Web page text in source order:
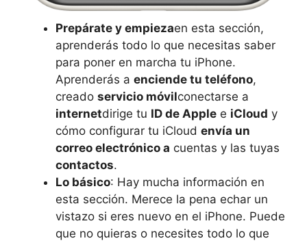
Prepárate y empiezaen esta sección,
aprenderás todo lo que necesitas saber
para poner en marcha tu iPhone.
Aprenderás a enciende tu teléfono,
creado servicio móvilconectarse a
internetdirige tu ID de Apple e iCloud y
cómo configurar tu iCloud envía un
correo electrónico a cuentas y las tuyas
contactos.
Lo básico: Hay mucha información en
esta sección. Merece la pena echar un
vistazo si eres nuevo en el iPhone. Puede
que no quieras o necesites todo lo que